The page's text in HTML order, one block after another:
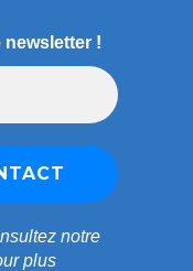
newsletter !
notre
plus